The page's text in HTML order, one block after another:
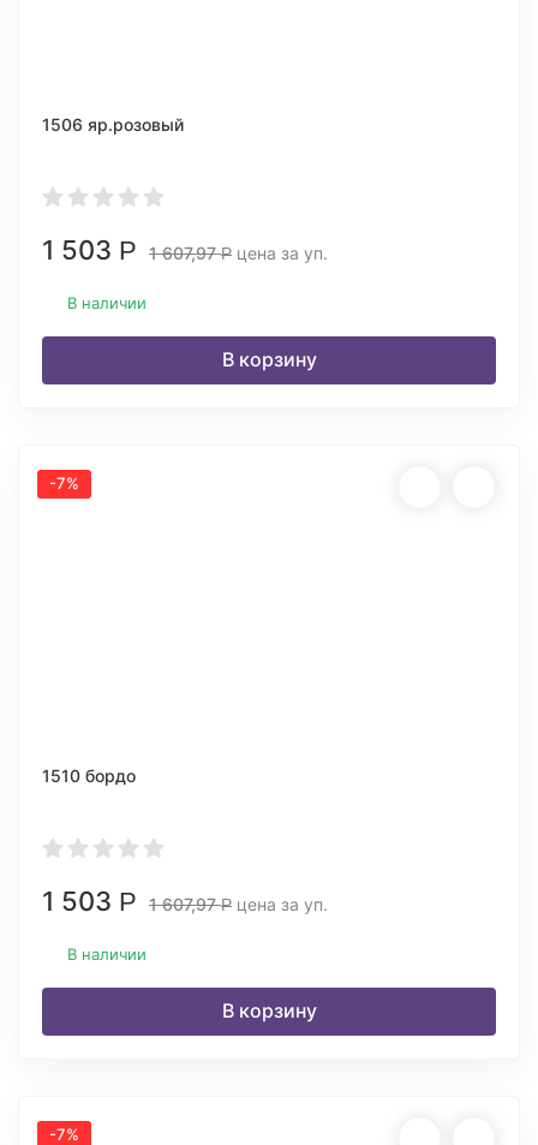
1506 яр.розовый
1 503 Р 1 607,97Р цена за уп.
В наличии
В корзину
-7%
1510 бордо
1 503 Р 1 607,97Р цена за уп.
В наличии
В корзину
-7%